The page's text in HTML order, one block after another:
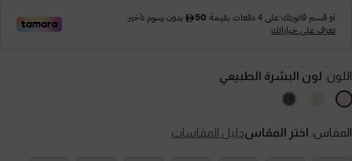
اللون: لون البشرة الطبيعي
المقاس: اختر المقاسدليل المقاسات